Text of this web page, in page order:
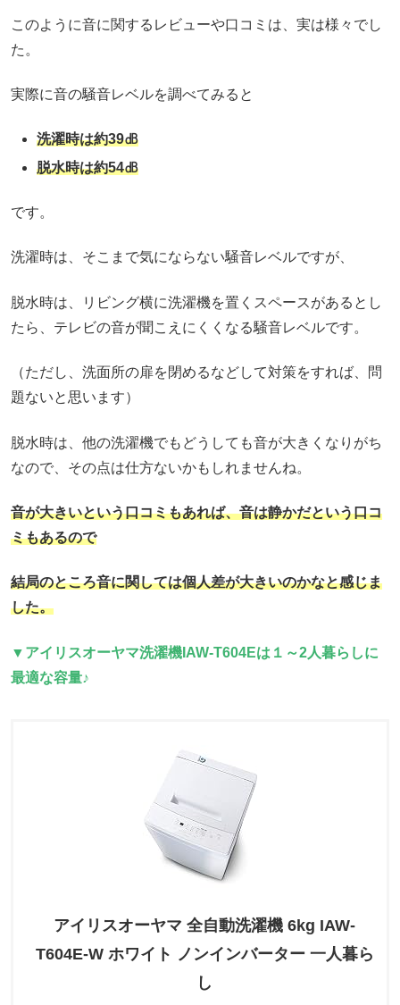
このように音に関するレビューや口コミは、実は様々でし
た。
実際に音の騒音レベルを調べてみると
洗濯時は約39㏈
脱水時は約54㏈
です。
洗濯時は、そこまで気にならない騒音レベルですが、
脱水時は、リビング横に洗濯機を置くスペースがあるとし
たら、テレビの音が聞こえにくくなる騒音レベルです。
（ただし、洗面所の扉を閉めるなどして対策をすれば、問
題ないと思います）
脱水時は、他の洗濯機でもどうしても音が大きくなりがち
なので、その点は仕方ないかもしれませんね。
音が大きいという口コミもあれば、音は静かだという口コ
ミもあるので
結局のところ音に関しては個人差が大きいのかなと感じま
した。
▼ アイリスオーヤマ洗濯機IAW-T604Eは １～2人暮らしに
最適な容量♪
アイリスオーヤマ 全自動洗濯機 6kg IAW-
T604E-W ホワイト ノンインバーター 一人暮ら
し